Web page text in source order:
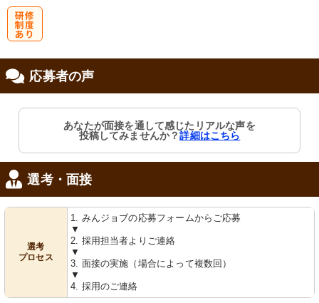
応募者の声
あなたが面接を通して感じたリアルな声を
投稿してみませんか？詳細はこちら
選考・面接
選考
プロセス
1. みんジョブの応募フォームからご応募
▼
2. 採用担当者よりご連絡
▼
3. 面接の実施（場合によって複数回）
▼
4. 採用のご連絡